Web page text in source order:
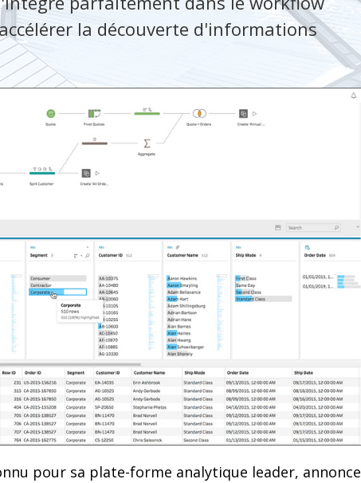
la découverte d'informations
pour sa plate-forme analytique leader, annonce